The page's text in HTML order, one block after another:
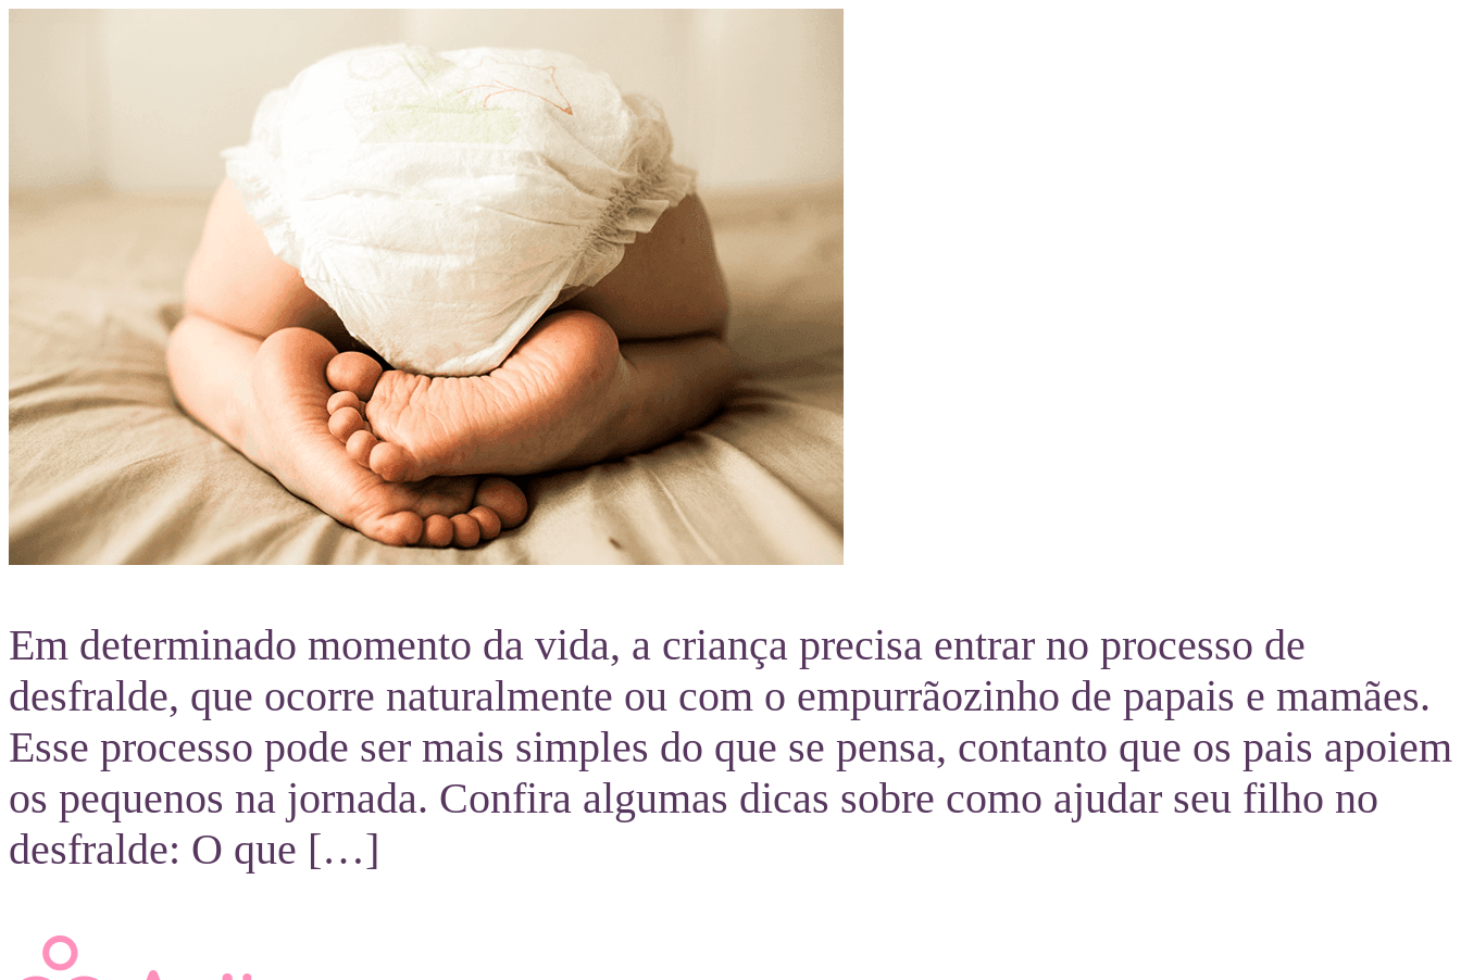
Em determinado momento da vida, a criança precisa entrar no processo de
desfralde, que ocorre naturalmente ou com o empurrãozinho de papais e mamães.
Esse processo pode ser mais simples do que se pensa, contanto que os pais apoiem
os pequenos na jornada. Confira algumas dicas sobre como ajudar seu filho no
desfralde: O que […]